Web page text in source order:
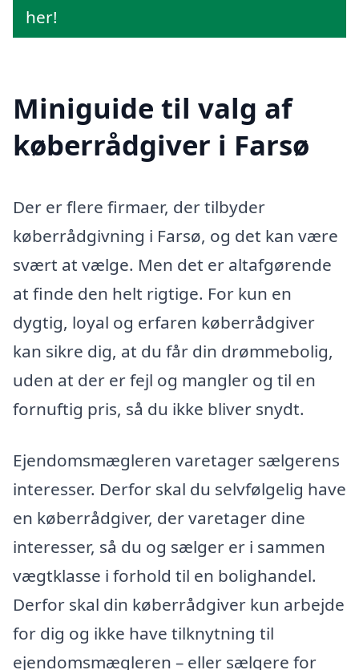
her!
Miniguide til valg af
køberrådgiver i Farsø
Der er flere firmaer, der tilbyder
køberrådgivning i Farsø, og det kan være
svært at vælge. Men det er altafgørende
at finde den helt rigtige. For kun en
dygtig, loyal og erfaren køberrådgiver
kan sikre dig, at du får din drømmebolig,
uden at der er fejl og mangler og til en
fornuftig pris, så du ikke bliver snydt.
Ejendomsmægleren varetager sælgerens
interesser. Derfor skal du selvfølgelig have
en køberrådgiver, der varetager dine
interesser, så du og sælger er i sammen
vægtklasse i forhold til en bolighandel.
Derfor skal din køberrådgiver kun arbejde
for dig og ikke have tilknytning til
ejendomsmægleren – eller sælgere for